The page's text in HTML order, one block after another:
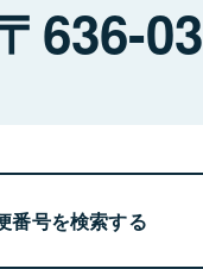
636-
番号を検索する